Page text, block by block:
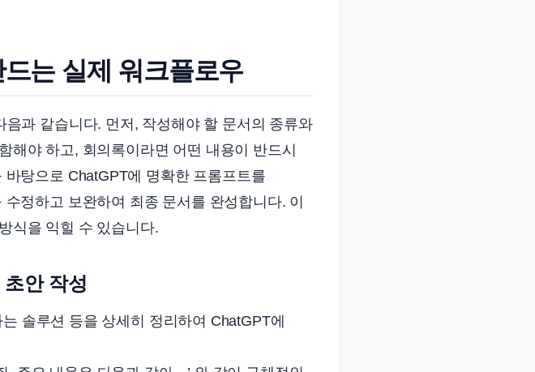
드는 실제 워크플로우
과 같습니다. 먼저, 작성해야 할 문서의 종류와
해야 하고, 회의록이라면 어떤 내용이 반드시
탕으로 ChatGPT에 명확한 프롬프트를
정하고 보완하여 최종 문서를 완성합니다. 이
식을 익힐 수 있습니다.
안 작성
솔루션 등을 상세히 정리하여 ChatGPT에